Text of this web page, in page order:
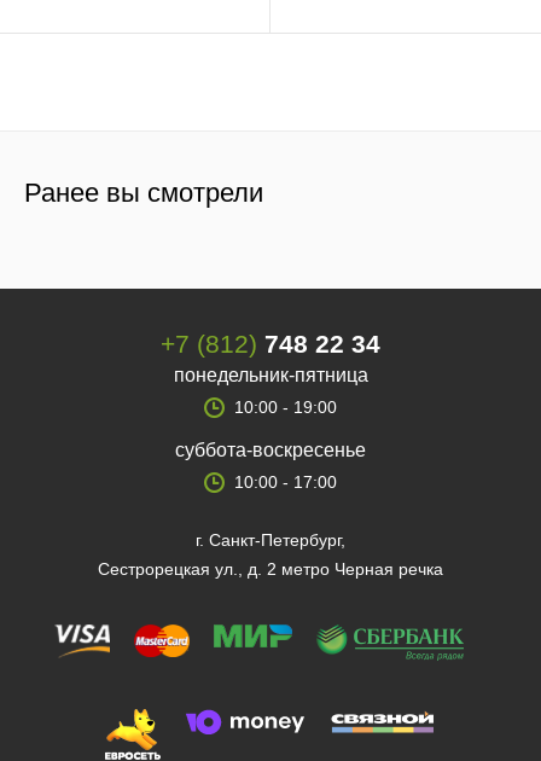
Ранее вы смотрели
+7 (812) 748 22 34
понедельник-пятница
10:00 - 19:00
суббота-воскресенье
10:00 - 17:00
г. Санкт-Петербург,
Сестрорецкая ул., д. 2 метро Черная речка